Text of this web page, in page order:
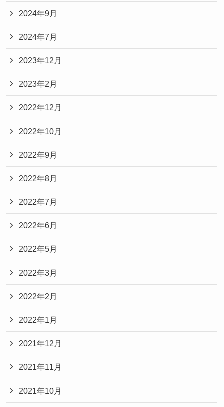
2024年9月
2024年7月
2023年12月
2023年2月
2022年12月
2022年10月
2022年9月
2022年8月
2022年7月
2022年6月
2022年5月
2022年3月
2022年2月
2022年1月
2021年12月
2021年11月
2021年10月